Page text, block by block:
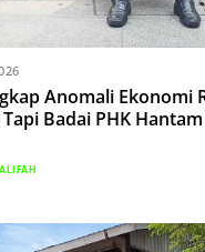
Anomali Ekonomi
Badai PHK